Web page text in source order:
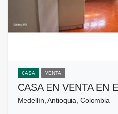
CASA VENTA
CASA EN VENTA EN
Medellín, Antioquia, Colombia